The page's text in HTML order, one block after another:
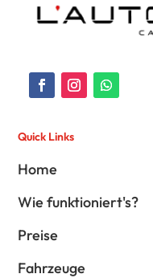
Quick Links
Home
Wie funktioniert's?
Preise
Fahrzeuge